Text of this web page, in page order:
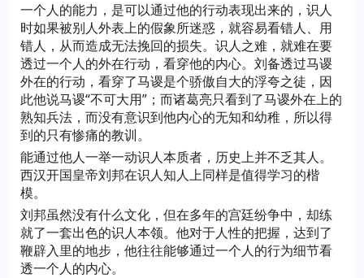
一个人的能力，是可以通过他的行动表现出来的，识人
时如果被别人外表上的假象所迷惑，就容易看错人、用
错人，从而造成无法挽回的损失。识人之难，就难在要
透过一个人的外在行动，看穿他的内心。刘备透过马谡
外在的行动，看穿了马谡是个骄傲自大的浮夸之徒，因
此他说马谡“不可大用”；而诸葛亮只看到了马谡外在上的
熟知兵法，而没有意识到他内心的无知和幼稚，所以得
到的只有惨痛的教训。
能通过他人一举一动识人本质者，历史上并不乏其人。
西汉开国皇帝刘邦在识人知人上同样是值得学习的楷
模。
刘邦虽然没有什么文化，但在多年的宫廷纷争中，却练
就了一套出色的识人本领。他对于人性的把握，达到了
鞭辟入里的地步，他往往能够通过一个人的行为细节看
透一个人的内心。